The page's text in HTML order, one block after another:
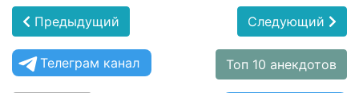
Предыдущий Следующий
Телеграм канал Топ 10 анекдотов